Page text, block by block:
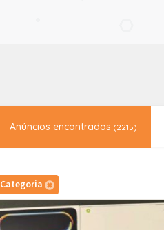
Anúncios encontrados (2215)
Categoria